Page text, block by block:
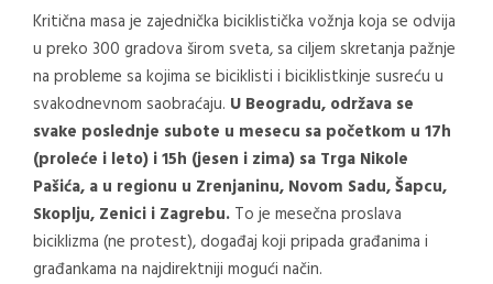
Kritična masa je zajednička biciklistička vožnja koja se odvija
u preko 300 gradova širom sveta, sa ciljem skretanja pažnje
na probleme sa kojima se biciklisti i biciklistkinje susreću u
svakodnevnom saobraćaju. U Beogradu, održava se
svake poslednje subote u mesecu sa početkom u 17h
(proleće i leto) i 15h (jesen i zima) sa Trga Nikole
Pašića, a u regionu u Zrenjaninu, Novom Sadu, Šapcu,
Skoplju, Zenici i Zagrebu. To je mesečna proslava
biciklizma (ne protest), događaj koji pripada građanima i
građankama na najdirektniji mogući način.